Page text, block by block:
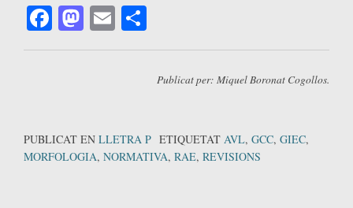
Facebook
Mastodon
Email
Publicat per: Miquel Boronat Cogollos.
PUBLICAT EN LLETRA P ETIQUETAT AVL, GCC, GIEC,
MORFOLOGIA, NORMATIVA, RAE, REVISIONS